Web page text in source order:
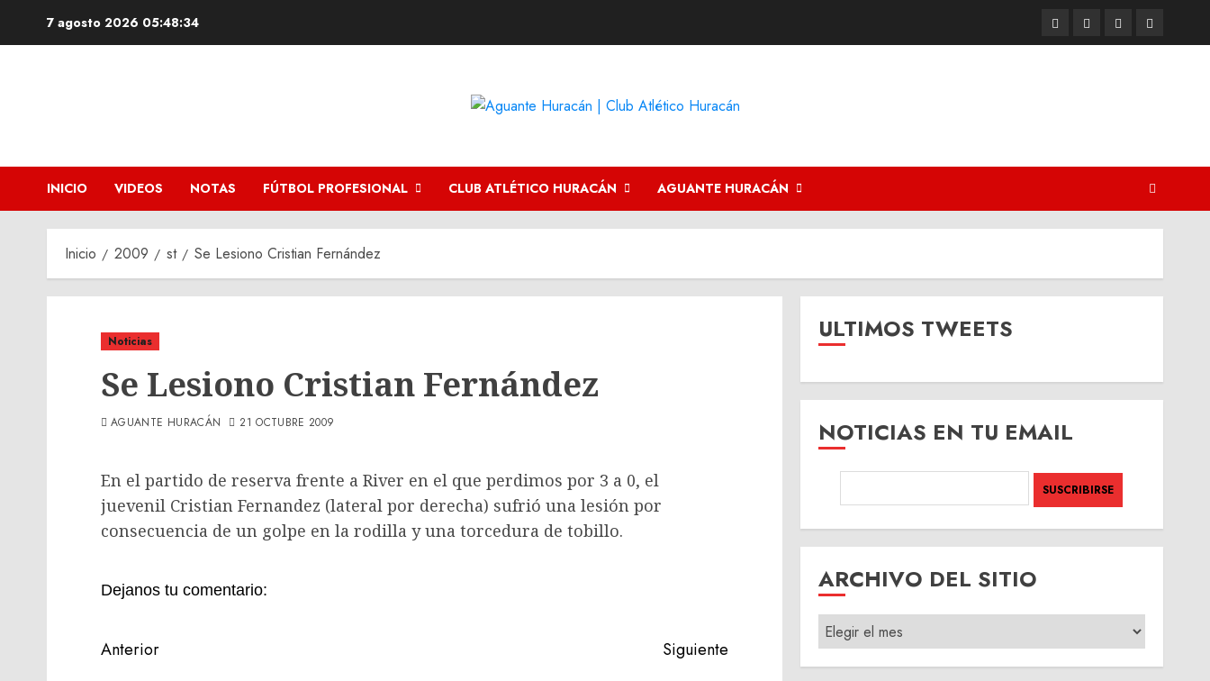
7 agosto 2026 05:48:35 TwitterYoutubeFacebookInstagram
INICIO VIDEOS NOTAS FÚTBOL PROFESIONAL CLUB ATLÉTICO HURACÁN AGUANTE HURACÁN
Inicio 2009 st Se Lesiono Cristian Fernández
Noticias
Se Lesiono Cristian Fernández
AGUANTE HURACÁN 21 OCTUBRE 2009
En el partido de reserva frente a River en el que perdimos por 3 a 0, el
juevenil Cristian Fernandez (lateral por derecha) sufrió una lesión por
consecuencia de un golpe en la rodilla y una torcedura de tobillo.
Dejanos tu comentario:
Navegación
Anterior Siguiente
ULTIMOS TWEETS
NOTICIAS EN TU EMAIL
ARCHIVO DEL SITIO
ARCHIVO
DEL
SITIO